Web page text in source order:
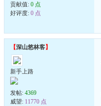
贡献值: 0 点
好评度: 0 点
【深山悠林客】
新手上路
发帖: 4369
威望: 11770 点